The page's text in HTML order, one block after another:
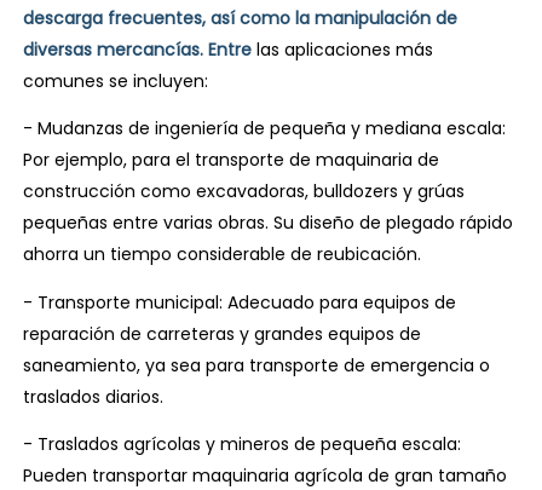
descarga frecuentes, así como la manipulación de
diversas mercancías. Entre las aplicaciones más
comunes se incluyen:
- Mudanzas de ingeniería de pequeña y mediana escala:
Por ejemplo, para el transporte de maquinaria de
construcción como excavadoras, bulldozers y grúas
pequeñas entre varias obras. Su diseño de plegado rápido
ahorra un tiempo considerable de reubicación.
- Transporte municipal: Adecuado para equipos de
reparación de carreteras y grandes equipos de
saneamiento, ya sea para transporte de emergencia o
traslados diarios.
- Traslados agrícolas y mineros de pequeña escala:
Pueden transportar maquinaria agrícola de gran tamaño